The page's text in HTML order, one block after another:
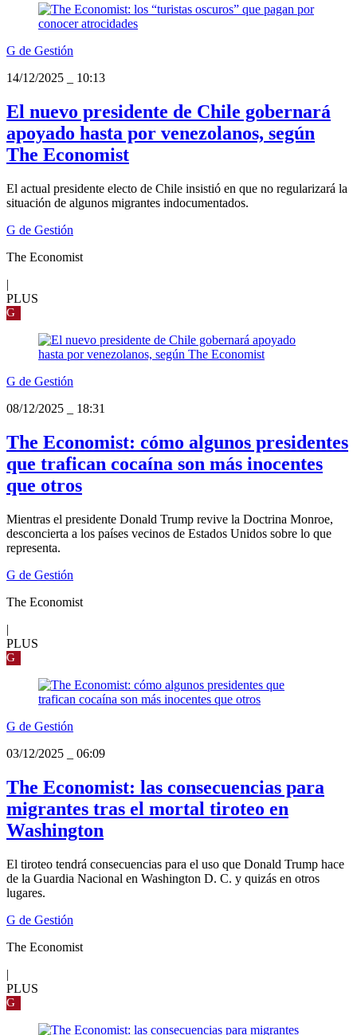
G de Gestión
14/12/2025
10:13
El nuevo presidente de Chile gobernará
apoyado hasta por venezolanos, según
The Economist
El actual presidente electo de Chile insistió en que no regularizará la
situación de algunos migrantes indocumentados.
G de Gestión
The Economist
|
PLUS
G
G de Gestión
08/12/2025
18:31
The Economist: cómo algunos presidentes
que trafican cocaína son más inocentes
que otros
Mientras el presidente Donald Trump revive la Doctrina Monroe,
desconcierta a los países vecinos de Estados Unidos sobre lo que
representa.
G de Gestión
The Economist
|
PLUS
G
G de Gestión
03/12/2025
06:09
The Economist: las consecuencias para
migrantes tras el mortal tiroteo en
Washington
El tiroteo tendrá consecuencias para el uso que Donald Trump hace
de la Guardia Nacional en Washington D. C. y quizás en otros
lugares.
G de Gestión
The Economist
|
PLUS
G